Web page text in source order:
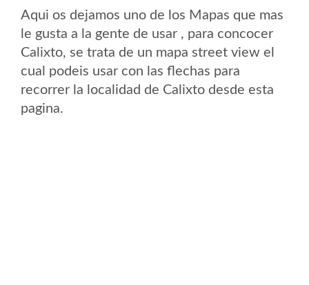
Aqui os dejamos uno de los Mapas que mas
le gusta a la gente de usar , para concocer
Calixto, se trata de un mapa street view el
cual podeis usar con las flechas para
recorrer la localidad de Calixto desde esta
pagina.